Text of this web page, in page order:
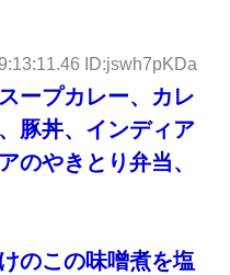
ID:jswh7pKDa
ープカレー、カレ
豚丼、インディア
のやきとり弁当、
のこの味噌煮を塩